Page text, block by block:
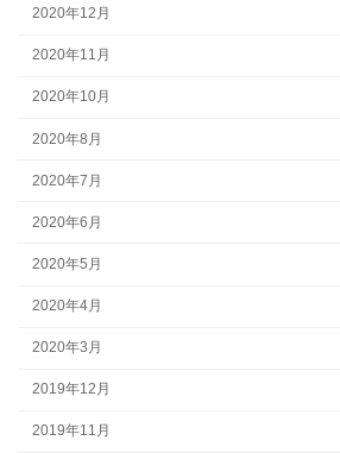
2020年12月
2020年11月
2020年10月
2020年8月
2020年7月
2020年6月
2020年5月
2020年4月
2020年3月
2019年12月
2019年11月